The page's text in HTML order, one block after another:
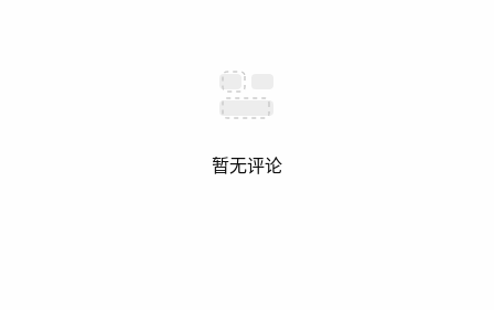
暂无评论